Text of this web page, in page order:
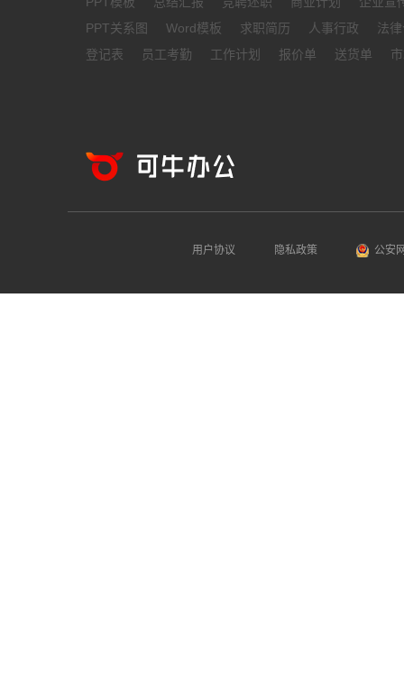
PPT关系图
Word模板 求职简历 人事行政
法
登记表
员工考勤 工作计划 报价单 送货单
用户协议 隐私政策 公安